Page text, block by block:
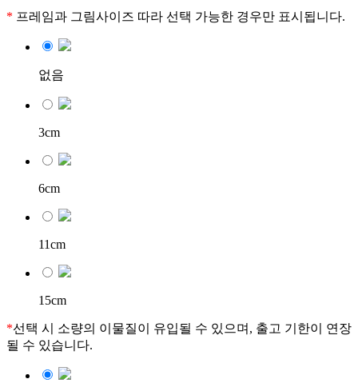
* 프레임과 그림사이즈 따라 선택 가능한 경우만 표시됩니다.
없음
3cm
6cm
11cm
15cm
*선택 시 소량의 이물질이 유입될 수 있으며, 출고 기한이 연장
될 수 있습니다.